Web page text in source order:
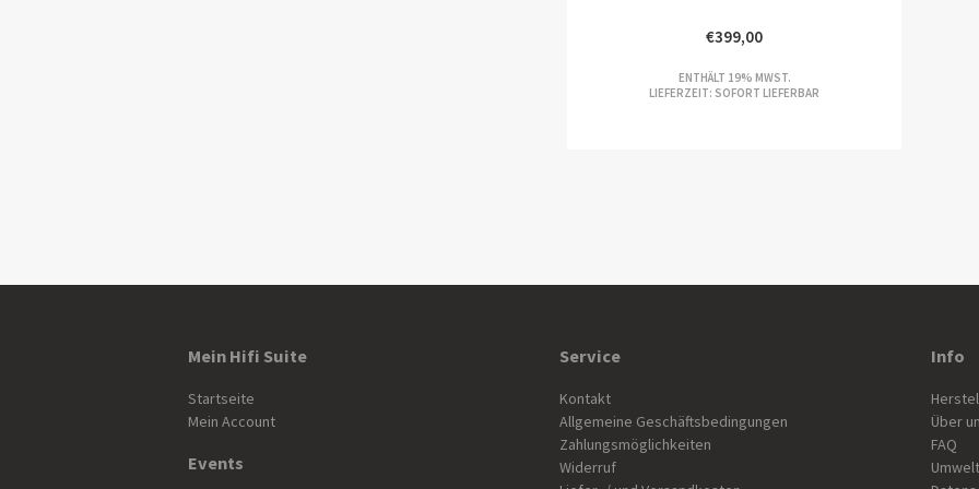
€399,00
ENTHÄLT 19% MWST.
LIEFERZEIT: SOFORT LIEFERBAR
Mein Hifi Suite
Startseite
Mein Account
Events
Service
Kontakt
Allgemeine Geschäftsbedingungen
Zahlungsmöglichkeiten
Widerruf
Info
Über
FAQ